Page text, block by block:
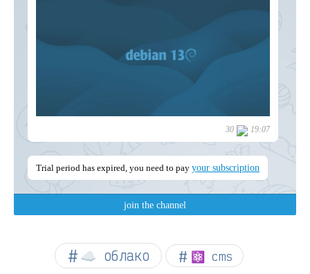
☁︎ облако ⚛ cms